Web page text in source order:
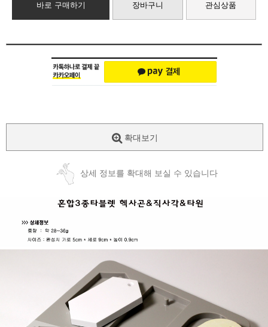
바로 구매하기 장바구니 관심상품
확대보기
상세 정보를 확대해 보실 수 있습니다